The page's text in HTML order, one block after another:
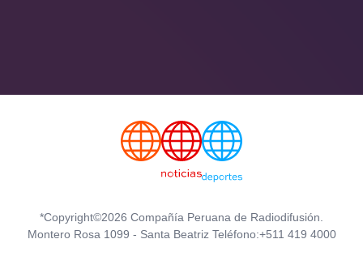
*Copyright©2026 Compañía Peruana de Radiodifusión.
Montero Rosa 1099 - Santa Beatriz Teléfono:+511 419 4000